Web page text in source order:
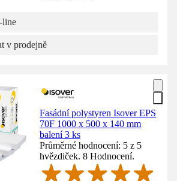
line
v prodejně
Fasádní polystyren Isover EPS
70F 1000 x 500 x 140 mm
balení 3 ks
Průměrné hodnocení: 5 z 5
hvězdiček. 8 Hodnocení.